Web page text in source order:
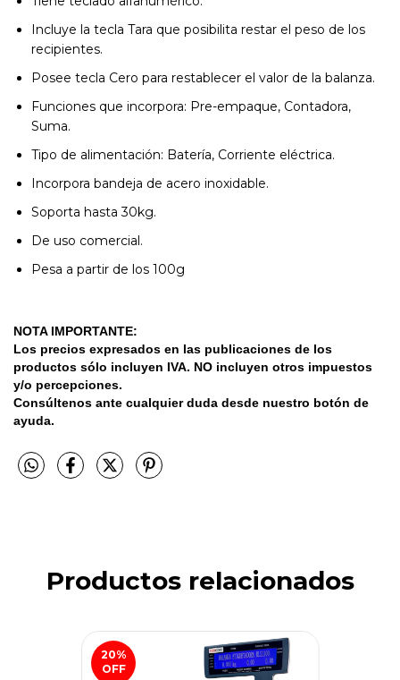
Incluye la tecla Tara que posibilita restar el peso de los
recipientes.
Posee tecla Cero para restablecer el valor de la balanza.
Funciones que incorpora: Pre-empaque, Contadora,
Suma.
Tipo de alimentación: Batería, Corriente eléctrica.
Incorpora bandeja de acero inoxidable.
Soporta hasta 30kg.
De uso comercial.
Pesa a partir de los 100g
NOTA IMPORTANTE:
Los precios expresados en las publicaciones de los
productos sólo incluyen IVA. NO incluyen otros impuestos
y/o percepciones.
Consúltenos ante cualquier duda desde nuestro botón de
ayuda.
Productos relacionados
20%
OFF